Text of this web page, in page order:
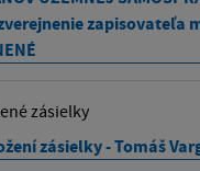
zapisovateľa
zásielky
zásielky - Tomáš